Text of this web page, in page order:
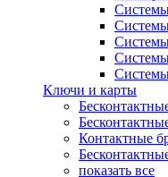
Ключи и карты
Контактные
показать все